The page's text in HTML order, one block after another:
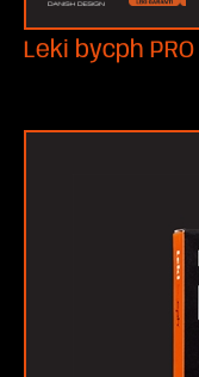
Leki bycph